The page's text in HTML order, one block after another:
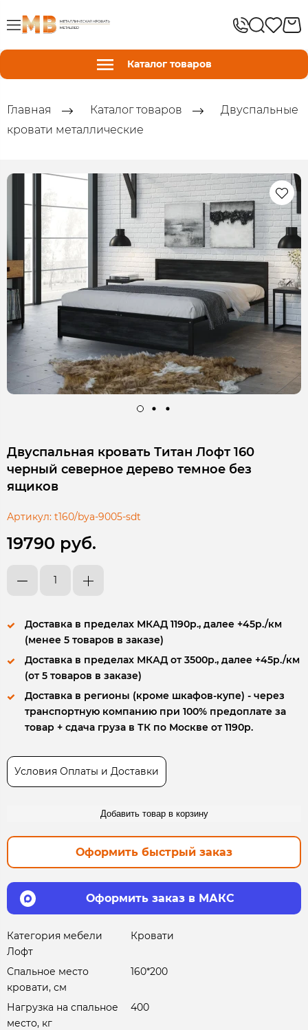
Каталог товаров
Главная Каталог товаров
Двуспальные
кровати металлические
Двуспальная кровать Титан Лофт 160
черный северное дерево темное без
ящиков
Артикул: t160/bya-9005-sdt
19790 руб.
Доставка в пределах МКАД 1190р., далее +45р./км
(менее 5 товаров в заказе)
Доставка в пределах МКАД от 3500р., далее +45р./км
(от 5 товаров в заказе)
Доставка в регионы (кроме шкафов-купе) - через
транспортную компанию при 100% предоплате за
товар + сдача груза в ТК по Москве от 1190р.
Условия Оплаты и Доставки
Добавить товар в корзину
Оформить быстрый заказ
Оформить заказ в МАКС
Категория мебели
Лофт
Кровати
Спальное место
кровати, см
160*200
Нагрузка на спальное
место, кг
400